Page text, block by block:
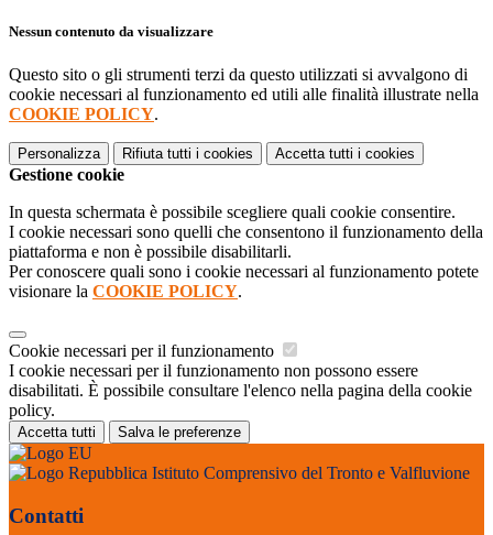
Nessun contenuto da visualizzare
Questo sito o gli strumenti terzi da questo utilizzati si avvalgono di
cookie necessari al funzionamento ed utili alle finalità illustrate nella
COOKIE POLICY.
Personalizza Rifiuta tutti i cookies Accetta tutti i cookies
Gestione cookie
In questa schermata è possibile scegliere quali cookie consentire.
I cookie necessari sono quelli che consentono il funzionamento della
piattaforma e non è possibile disabilitarli.
Per conoscere quali sono i cookie necessari al funzionamento potete
visionare la COOKIE POLICY.
Cookie necessari per il funzionamento
I cookie necessari per il funzionamento non possono essere
disabilitati. È possibile consultare l'elenco nella pagina della cookie
policy.
Accetta tutti Salva le preferenze
Istituto Comprensivo del Tronto e Valfluvione
Contatti